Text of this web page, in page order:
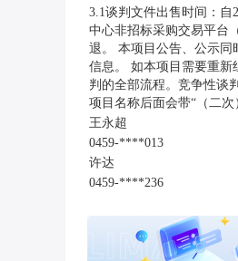
3.1谈判文件出售时间：自
中心非招标采购交易平台
退。 本项目公告、公示
信息。 如本项目需要重新
判的全部流程。竞争性谈
项目名称后面会带“（二
王永超
0459-****013
许达
0459-****236